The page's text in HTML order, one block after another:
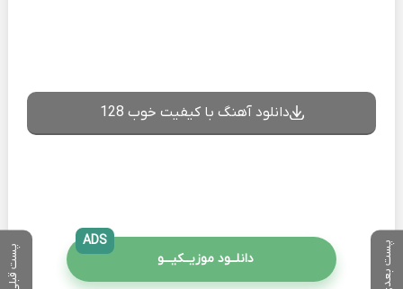
پست بعدی پست قبلی
دانلود آهنگ با کیفیت خوب 128
دانلــود موزیــکیـــو
ADS